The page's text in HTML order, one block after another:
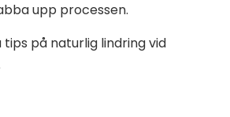
upp processen.
tips på naturlig lindring vid